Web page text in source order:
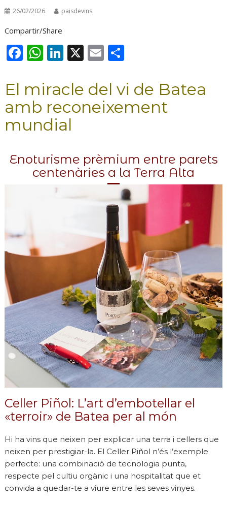
26/02/2026 paisdevins
Compartir/Share
F
e
b
o
o
W
at
s
A
p
p
Li
k
e
dI
n
X E
ai
l
m
p
ar
El miracle del vi de Batea
amb reconeixement
mundial
Enoturisme prèmium entre parets
centenàries a la Terra Alta
Celler Piñol: L’art d’embotellar el
«terroir» de Batea per al món
Hi ha vins que neixen per explicar una terra i cellers que
neixen per prestigiar-la. El Celler Piñol n’és l’exemple
perfecte: una combinació de tecnologia punta,
respecte pel cultiu orgànic i una hospitalitat que et
convida a quedar-te a viure entre les seves vinyes.